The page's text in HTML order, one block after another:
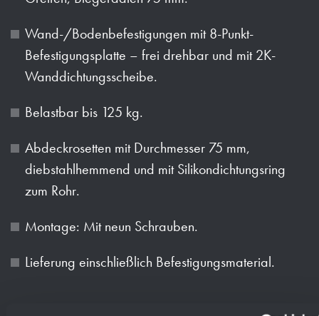
Wand-/Bodenbefestigungen mit 8-Punkt-
Befestigungsplatte – frei drehbar und mit 2K-
Wanddichtungsscheibe.
Belastbar bis 125 kg.
Abdeckrosetten mit Durchmesser 75 mm,
diebstahlhemmend und mit Silikondichtungsring
zum Rohr.
Montage: Mit neun Schrauben.
Lieferung einschließlich Befestigungsmaterial.